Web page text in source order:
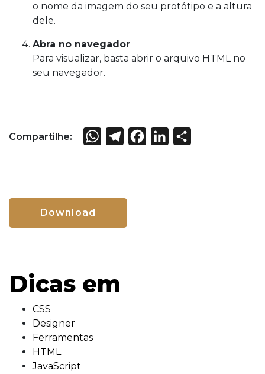
o nome da imagem do seu protótipo e a altura
dele.
Abra no navegador
Para visualizar, basta abrir o arquivo HTML no
seu navegador.
Compartilhe: WhatsApp
TelegramFacebook
LinkedIn
Download
Dicas em
CSS
Designer
Ferramentas
HTML
JavaScript